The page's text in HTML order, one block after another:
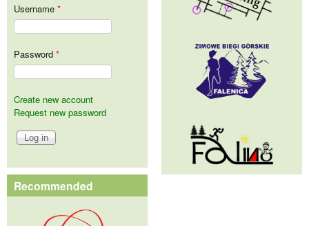
Username *
Password *
Create new account
Request new password
Recommended